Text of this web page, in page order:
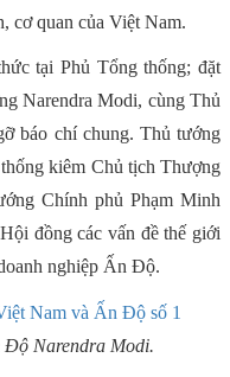
cơ quan của Việt Nam.
tại Phủ Tổng thống; đặt
Narendra Modi, cùng Thủ
báo chí chung. Thủ tướng
kiêm Chủ tịch Thượng
Chính phủ Phạm Minh
đồng các vấn đề thế giới
nghiệp Ấn Độ.
Độ Narendra Modi.